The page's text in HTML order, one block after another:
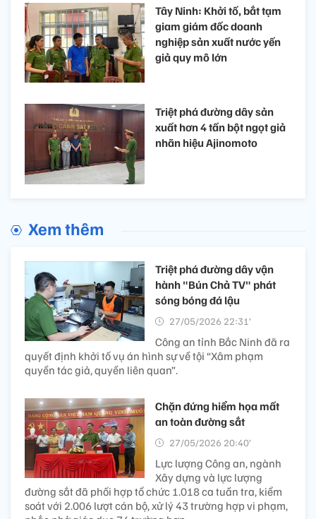
Tây Ninh: Khởi tố, bắt tạm
giam giám đốc doanh
nghiệp sản xuất nước yến
giả quy mô lớn
Triệt phá đường dây sản
xuất hơn 4 tấn bột ngọt giả
nhãn hiệu Ajinomoto
Xem thêm
Triệt phá đường dây vận
hành "Bún Chả TV" phát
sóng bóng đá lậu
27/05/2026 22:31’
Công an tỉnh Bắc Ninh đã ra
quyết định khởi tố vụ án hình sự về tội “Xâm phạm
quyền tác giả, quyền liên quan”.
Chặn đứng hiểm họa mất
an toàn đường sắt
27/05/2026 20:40’
Lực lượng Công an, ngành
Xây dựng và lực lượng
đường sắt đã phối hợp tổ chức 1.018 ca tuần tra, kiểm
soát với 2.006 lượt cán bộ, xử lý 43 trường hợp vi phạm,